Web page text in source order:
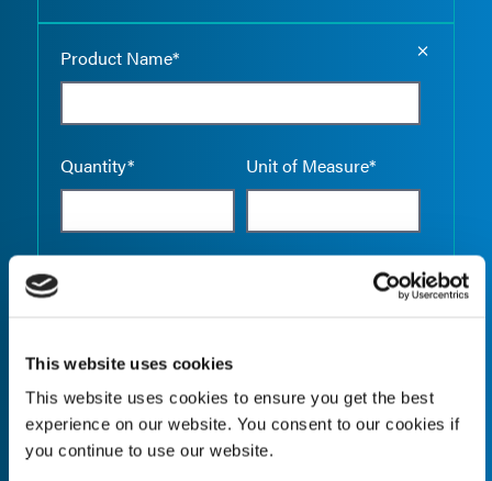
This website uses cookies
This website uses cookies to ensure you get the best
experience on our website. You consent to our cookies if
you continue to use our website.
Product Name*
Quantity* Unit of Measure*
Quantity* Unit of Measure*
Empty